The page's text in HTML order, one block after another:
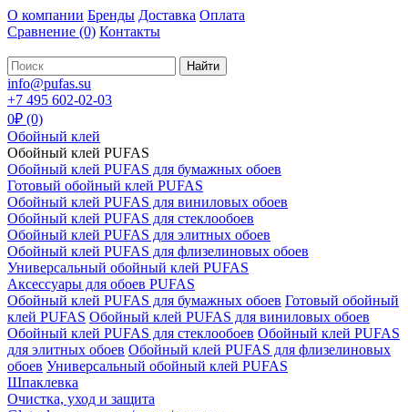
О компании Бренды Доставка Оплата
Сравнение (0) Контакты
Найти
info@pufas.su
+7 495 602-02-03
0₽ (0)
Обойный клей
Обойный клей PUFAS
Обойный клей PUFAS для бумажных обоев
Готовый обойный клей PUFAS
Обойный клей PUFAS для виниловых обоев
Обойный клей PUFAS для стеклообоев
Обойный клей PUFAS для элитных обоев
Обойный клей PUFAS для флизелиновых обоев
Универсальный обойный клей PUFAS
Аксессуары для обоев PUFAS
Обойный клей PUFAS для бумажных обоев Готовый обойный
клей PUFAS Обойный клей PUFAS для виниловых обоев
Обойный клей PUFAS для стеклообоев Обойный клей PUFAS
для элитных обоев Обойный клей PUFAS для флизелиновых
обоев Универсальный обойный клей PUFAS
Шпаклевка
Очистка, уход и защита